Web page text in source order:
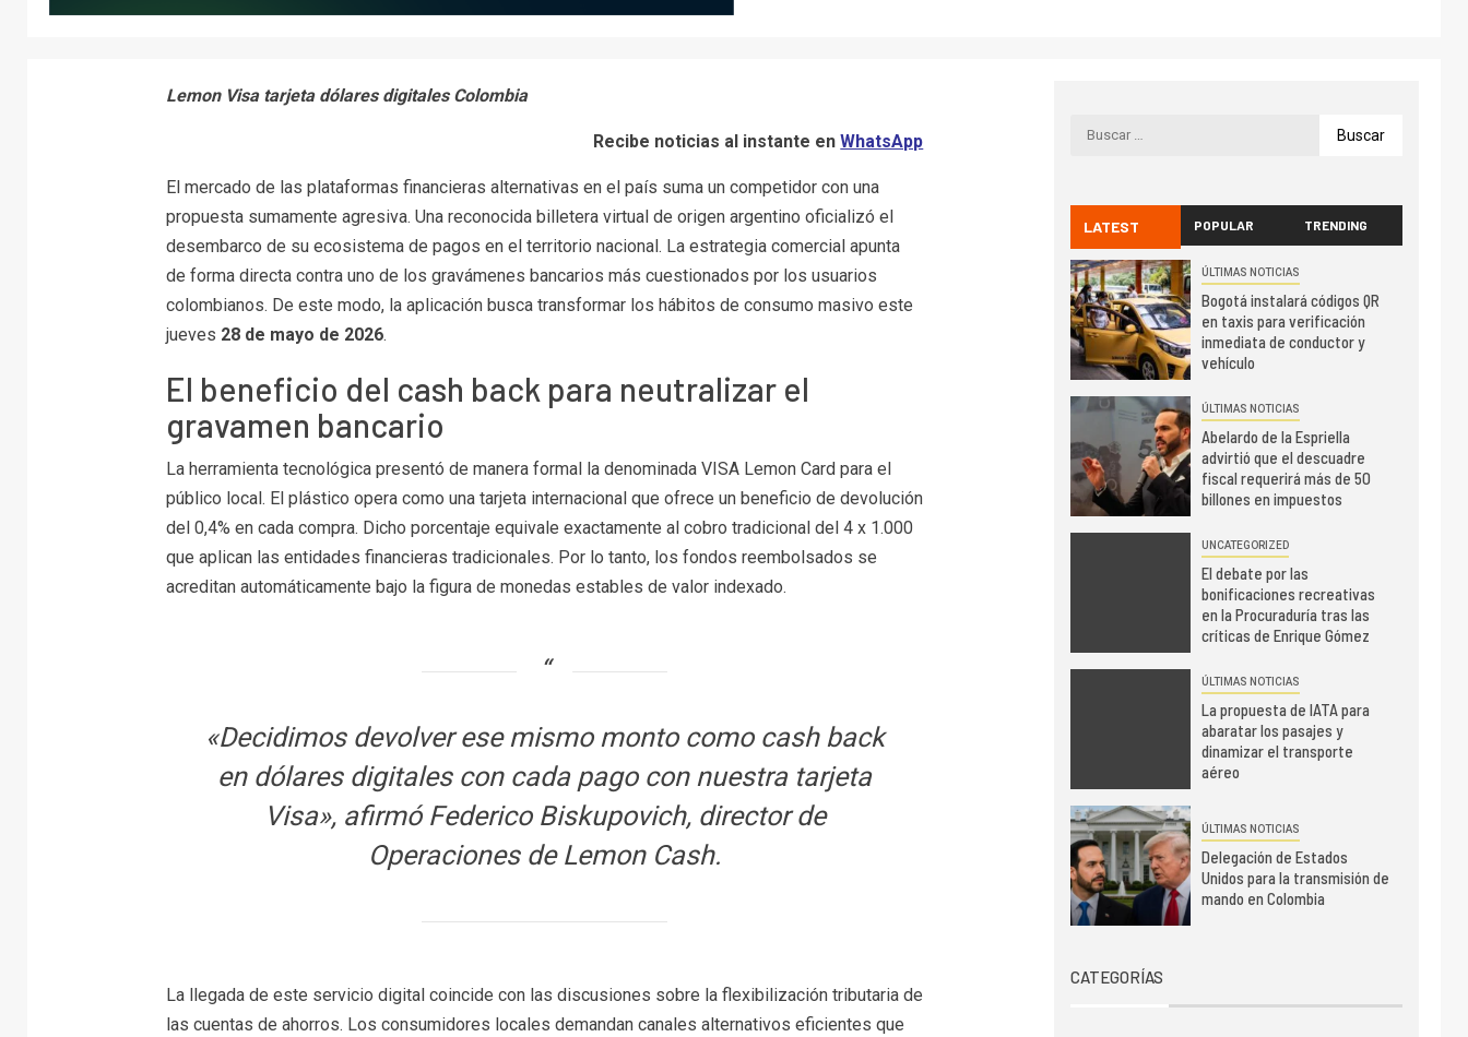
Lemon Visa tarjeta dólares digitales Colombia
Recibe noticias al instante enWhatsApp
El mercado de las plataformas financieras alternativas en el país suma un competidor con una
propuesta sumamente agresiva. Una reconocida billetera virtual de origen argentino oficializó el
desembarco de su ecosistema de pagos en el territorio nacional. La estrategia comercial apunta
de forma directa contra uno de los gravámenes bancarios más cuestionados por los usuarios
colombianos. De este modo, la aplicación busca transformar los hábitos de consumo masivo este
jueves 28 de mayo de 2026.
El beneficio del cash back para neutralizar el
gravamen bancario
La herramienta tecnológica presentó de manera formal la denominada VISA Lemon Card para el
público local. El plástico opera como una tarjeta internacional que ofrece un beneficio de devolución
del 0,4% en cada compra. Dicho porcentaje equivale exactamente al cobro tradicional del 4 x 1.000
que aplican las entidades financieras tradicionales. Por lo tanto, los fondos reembolsados se
acreditan automáticamente bajo la figura de monedas estables de valor indexado.
«Decidimos devolver ese mismo monto como cash back
en dólares digitales con cada pago con nuestra tarjeta
Visa», afirmó Federico Biskupovich, director de
Operaciones de Lemon Cash.
La llegada de este servicio digital coincide con las discusiones sobre la flexibilización tributaria de
las cuentas de ahorros. Los consumidores locales demandan canales alternativos eficientes que
LATEST POPULAR TRENDING
ÚLTIMAS NOTICIAS
Bogotá instalará códigos QR
en taxis para verificación
inmediata de conductor y
vehículo
ÚLTIMAS NOTICIAS
Abelardo de la Espriella
advirtió que el descuadre
fiscal requerirá más de 50
billones en impuestos
UNCATEGORIZED
El debate por las
bonificaciones recreativas
en la Procuraduría tras las
críticas de Enrique Gómez
ÚLTIMAS NOTICIAS
La propuesta de IATA para
abaratar los pasajes y
dinamizar el transporte
aéreo
ÚLTIMAS NOTICIAS
Delegación de Estados
Unidos para la transmisión de
mando en Colombia
CATEGORÍAS